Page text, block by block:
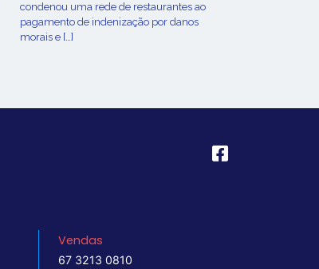
condenou uma rede de restaurantes ao
pagamento de indenização por danos
morais e […]
Vendas
67 3213 0810